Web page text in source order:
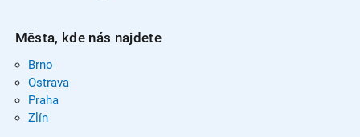
Města, kde nás najdete
Brno
Ostrava
Praha
Zlín